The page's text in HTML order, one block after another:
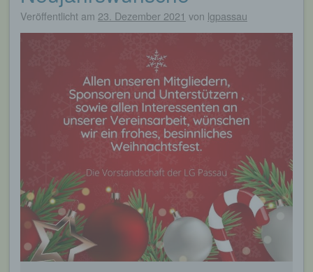
Veröffentlicht am 23. Dezember 2021 von lgpassau